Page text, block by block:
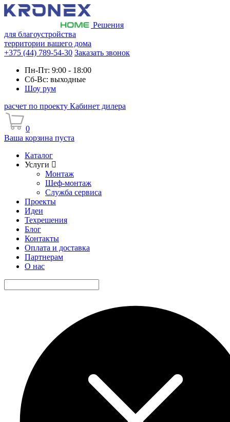
Решения
для благоустройства
территории вашего дома
+375 (44) 789-54-30 Заказать звонок
Пн-Пт: 9:00 - 18:00
Сб-Вс: выходные
Шоу рум
расчет по проекту Кабинет дилера
0
Ваша корзина пуста
Каталог
Услуги
Монтаж
Шеф-монтаж
Служба сервиса
Проекты
Идеи
Техрешения
Блог
Контакты
Оплата и доставка
Партнерам
О нас